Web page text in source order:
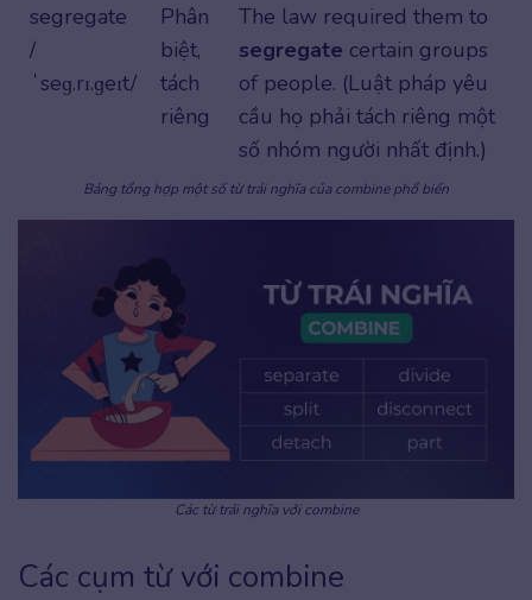
segregate
/
ˈseɡ.rɪ.ɡeɪt/
Phân
biệt,
tách
riêng
The law required them to
segregate certain groups
of people. (Luật pháp yêu
cầu họ phải tách riêng một
số nhóm người nhất định.)
Bảng tổng hợp một số từ trái nghĩa của combine phổ biến
Các từ trái nghĩa với combine
Các cụm từ với combine